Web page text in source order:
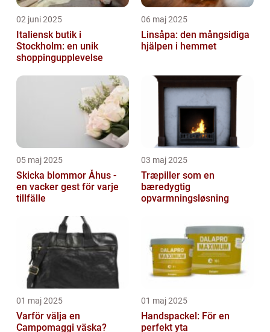
02 juni 2025
Italiensk butik i
Stockholm: en unik
shoppingupplevelse
06 maj 2025
Linsåpa: den mångsidiga
hjälpen i hemmet
05 maj 2025
Skicka blommor Åhus -
en vacker gest för varje
tillfälle
03 maj 2025
Træpiller som en
bæredygtig
opvarmningsløsning
01 maj 2025
Varför välja en
Campomaggi väska?
01 maj 2025
Handspackel: För en
perfekt yta